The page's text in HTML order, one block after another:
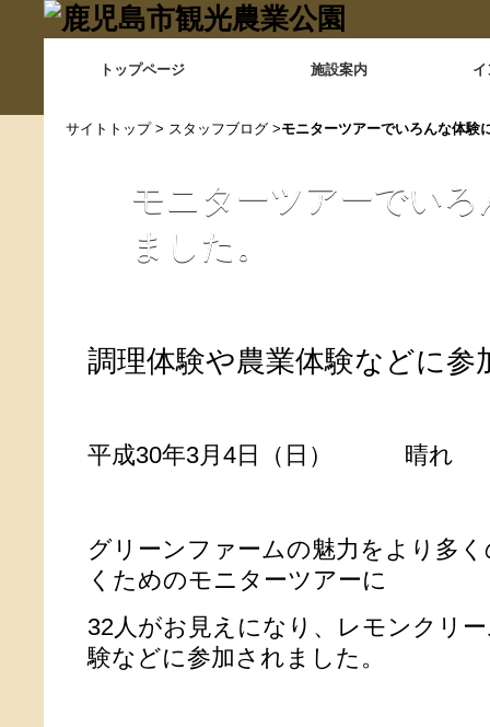
トップページ 施設案内
サイトトップ> スタッフブログ >モニターツアーでいろんな体験
モニターツアーでい
ました。
調理体験や農業体験などに参
平成30年3月4日（日） 晴れ
グリーンファームの魅力をより多
くためのモニターツアーに
32人がお見えになり、レモンクリ
験などに参加されました。